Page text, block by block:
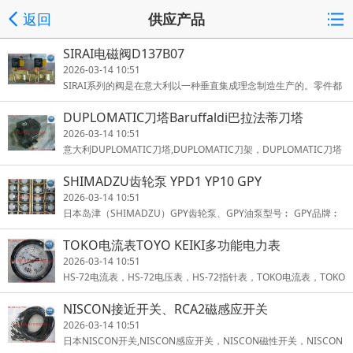
返回 供应产品
SIRAI电磁阀D137B07
2026-03-14 10:51
SIRAI系列的阀是在意大利以一种垂直集成理念制造生产的。零件都
是在工厂内部用最新的CNC技术和设备加工而成的。电磁头部分、
线圈
DUPLOMATIC刀塔Baruffaldi巴拉法蒂刀塔
2026-03-14 10:51
意大利DUPLOMATIC刀塔,DUPLOMATIC刀架，DUPLOMATIC刀塔
控制器，DUPLOMATIC刀塔电机，DUPLOMATIC刀塔编码器，DU
PLOMATIC刀塔电磁
SHIMADZU齿轮泵 YPD1 YP10 GPY
2026-03-14 10:51
日本岛津（SHIMADZU）GPY齿轮泵、GPY油泵型号︰ GPY品牌︰
SHIMADZU原产地︰ 日本性能表 SPECIFICATION型式MODEL 理论
吐出容积OU
TOKO电流表TOYO KEIKI多功能电力表
2026-03-14 10:51
HS-72电流表，HS-72电压表，HS-72指针表，TOKO电流表，TOKO
电压表，TOKO指针表，HS-96电流表，HS-96电压表，HS-96指针
表，TOKO电
NISCON接近开关、RCA2磁感应开关
2026-03-14 10:51
日本NISCON开关,NISCON感应开关，NISCON磁性开关，NISCON